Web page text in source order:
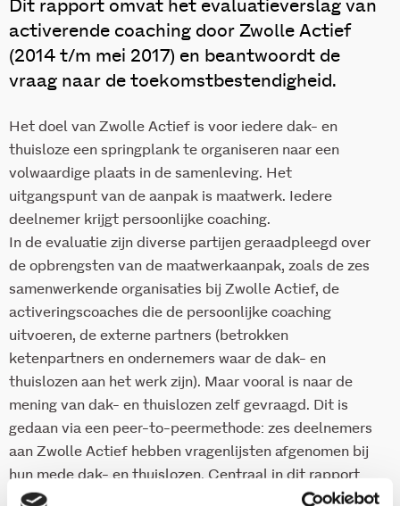
Dit rapport omvat het evaluatieverslag van
activerende coaching door Zwolle Actief
(2014 t/m mei 2017) en beantwoordt de
vraag naar de toekomstbestendigheid.
Het doel van Zwolle Actief is voor iedere dak- en
thuisloze een springplank te organiseren naar een
volwaardige plaats in de samenleving. Het
uitgangspunt van de aanpak is maatwerk. Iedere
deelnemer krijgt persoonlijke coaching.
In de evaluatie zijn diverse partijen geraadpleegd over
de opbrengsten van de maatwerkaanpak, zoals de zes
samenwerkende organisaties bij Zwolle Actief, de
activeringscoaches die de persoonlijke coaching
uitvoeren, de externe partners (betrokken
ketenpartners en ondernemers waar de dak- en
thuislozen aan het werk zijn). Maar vooral is naar de
mening van dak- en thuislozen zelf gevraagd. Dit is
gedaan via een peer-to-peermethode: zes deelnemers
aan Zwolle Actief hebben vragenlijsten afgenomen bij
hun mede dak- en thuislozen. Centraal in dit rapport
staat wat Zwolle Actief de dak- en thuislozen